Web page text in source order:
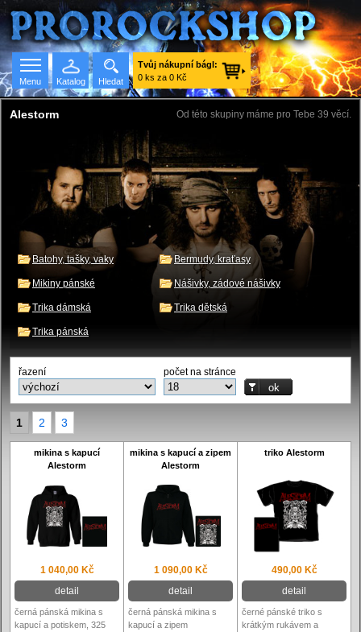
Hledat
Menu
Tvůj nákupní bágl:
0 ks za 0 Kč
Od této skupiny máme pro Tebe 39 věcí.
Alestorm
Batohy, tašky, vaky Bermudy, kraťasy
Mikiny pánské Nášivky, zádové nášivky
Trika dámská Trika dětská
Trika pánská
řazení počet na stránce
1 2 3
mikina s kapucí
Alestorm
mikina s kapucí a zipem
Alestorm
triko Alestorm
1 040,00 Kč
detail
1 090,00 Kč
detail
490,00 Kč
detail
černá pánská mikina s
kapucí a potiskem, 325
černá pánská mikina s
kapucí a zipem
černé pánské triko s
krátkým rukávem a
Katalog